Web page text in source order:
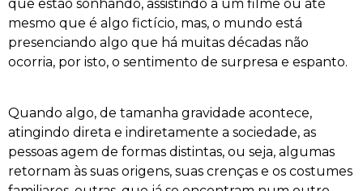
que estão sonhando, assistindo a um filme ou até
mesmo que é algo fictício, mas, o mundo está
presenciando algo que há muitas décadas não
ocorria, por isto, o sentimento de surpresa e espanto.
Quando algo, de tamanha gravidade acontece,
atingindo direta e indiretamente a sociedade, as
pessoas agem de formas distintas, ou seja, algumas
retornam às suas origens, suas crenças e os costumes